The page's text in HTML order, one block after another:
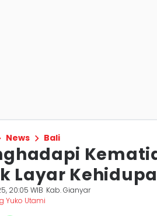
News Bali
Layar
20:05 WIB Kab. Gianyar
Yuko Utami